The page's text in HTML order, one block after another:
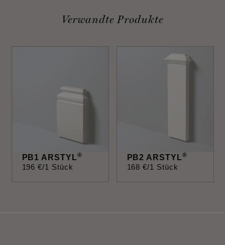
Verwandte Produkte
PB1 ARSTYL®
196 €/1 Stück
PB2 ARSTYL®
168 €/1 Stück